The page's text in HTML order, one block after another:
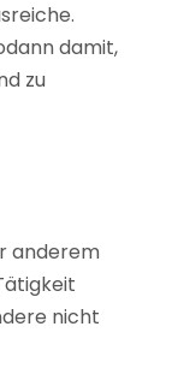
damit,
zu
anderem
nicht